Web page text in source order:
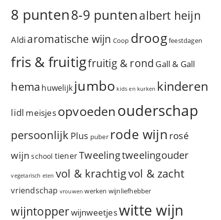
8 punten8-9 puntenalbert heijn
Aldi aromatische wijn Coop droogfeestdagen
fris & fruitigfruitig & rond Gall & Gall
hema huwelijk jumbo kids en kurken kinderen
lidl meisjesopvoedenouderschap
persoonlijk Plus puber rode wijn rosé
wijn school tienerTweelingtweelingouder
vegetarisch eten vol & krachtigvol & zacht
vriendschap vrouwen werken wijnliefhebber
wijntopperwijnweetjeswitte wijn